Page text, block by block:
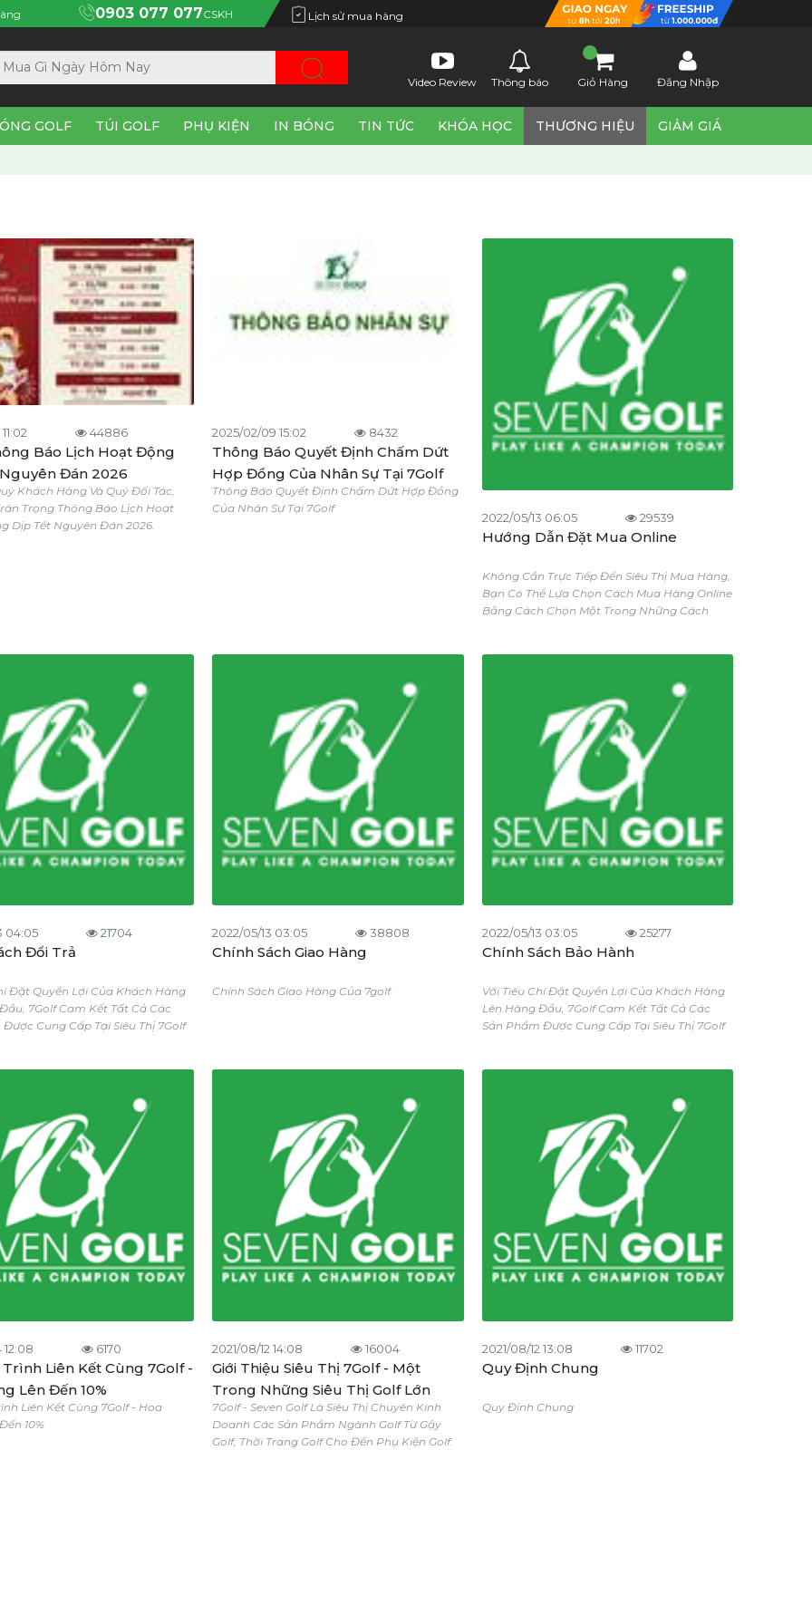
0903 077 077CSKH Lịch sử mua hàng
Video Review Thông báo Giỏ Hàng Đăng Nhập
GOLF TÚI GOLF PHỤ KIỆN IN BÓNG TIN TỨC KHÓA HỌC THƯƠNG HIỆU GIẢM GIÁ
44886
Báo Lịch Hoạt Động
Đán 2026
Khách Hàng Và Quý Đối Tác,
Trọng Thông Báo Lịch Hoạt
Dịp Tết Nguyên Đán 2026.
2025/02/09 15:02 8432
Thông Báo Quyết Định Chấm Dứt
Hợp Đồng Của Nhân Sự Tại 7Golf
Thông Báo Quyết Định Chấm Dứt Hợp Đồng
Của Nhân Sự Tại 7Golf
2022/05/13 06:05 29539
Hướng Dẫn Đặt Mua Online
Không Cần Trực Tiếp Đến Siêu Thị Mua Hàng,
Bạn Có Thể Lựa Chọn Cách Mua Hàng Online
Bằng Cách Chọn Một Trong Những Cách
04:05 21704
Đổi Trả
Đặt Quyền Lợi Của Khách Hàng
7Golf Cam Kết Tất Cả Các
Cung Cấp Tại Siêu Thị 7Golf
2022/05/13 03:05 38808
Chính Sách Giao Hàng
Chính Sách Giao Hàng Của 7golf
2022/05/13 03:05 25277
Chính Sách Bảo Hành
Với Tiêu Chí Đặt Quyền Lợi Của Khách Hàng
Lên Hàng Đầu, 7Golf Cam Kết Tất Cả Các
Sản Phẩm Được Cung Cấp Tại Siêu Thị 7Golf
12:08 6170
Liên Kết Cùng 7Golf -
Lên Đến 10%
Liên Kết Cùng 7Golf - Hoa
10%
2021/08/12 14:08 16004
Giới Thiệu Siêu Thị 7Golf - Một
Trong Những Siêu Thị Golf Lớn
Nhất Việt Nam
7Golf - Seven Golf Là Siêu Thị Chuyên Kinh
Doanh Các Sản Phẩm Ngành Golf Từ Gậy
Golf, Thời Trang Golf Cho Đến Phụ Kiện Golf.
2021/08/12 13:08 11702
Quy Định Chung
Quy Định Chung